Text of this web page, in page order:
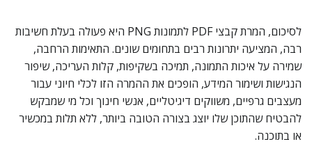
לסיכום, המרת קבצי PDF לתמונות PNG היא פעולה בעלת חשיבות
רבה, המציעה יתרונות רבים בתחומים שונים. התאימות הרחבה,
שמירה על איכות התמונה, תמיכה בשקיפות, קלות העריכה, שיפור
הנגישות ושימור המידע, הופכים את ההמרה הזו לכלי חיוני עבור
מעצבים גרפיים, משווקים דיגיטליים, אנשי חינוך וכל מי שמבקש
להבטיח שהתוכן שלו יוצג בצורה הטובה ביותר, ללא תלות במכשיר
או בתוכנה.